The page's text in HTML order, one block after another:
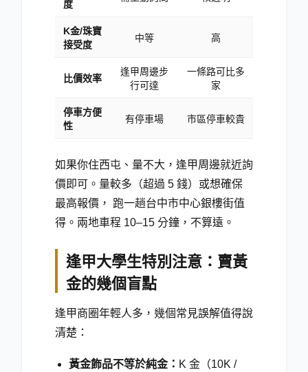
度
K金/珠寶
接受度
中等 高
比價效率
逢甲周邊步
行可達
一條路可比多
家
停車方便
性
有停車場 市區停車較貴
如果你住西屯、量不大，逢甲周邊就近詢
價即可。量較多（超過 5 錢）或想確保
最高報價， 跑一趟台中市中心銀樓街值
得。兩地車程 10–15 分鐘，不算遠。
逢甲大學生特別注意：賣黃
金的幾個盲點
逢甲商圈年輕人多，幾個常見誤解值得說
清楚：
黃金飾品不等於純金： K 金（10K /